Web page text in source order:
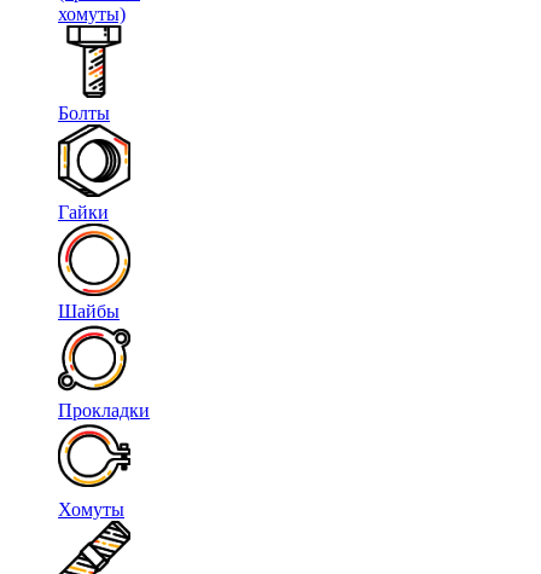
хомуты)
Болты
Гайки
Шайбы
Прокладки
Хомуты